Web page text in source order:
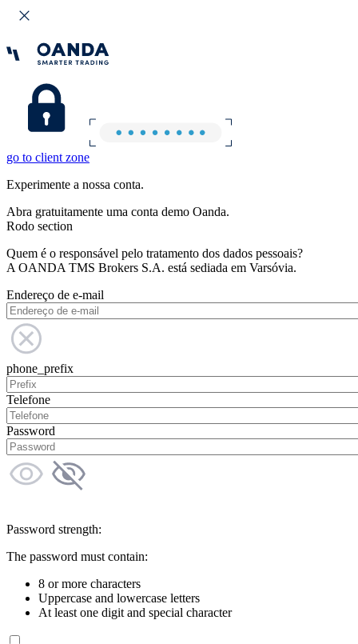
go to client zone
Experimente a nossa conta.
Abra gratuitamente uma conta demo Oanda.
Rodo section
Quem é o responsável pelo tratamento dos dados pessoais?
A OANDA TMS Brokers S.A. está sediada em Varsóvia.
Endereço de e-mail
phone_prefix
Telefone
Password
Password strength:
The password must contain:
8 or more characters
Uppercase and lowercase letters
At least one digit and special character